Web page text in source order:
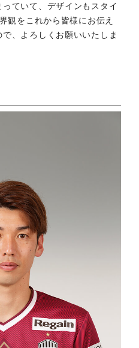
ていて、デザインもスタイ
観をこれから皆様にお伝え
、よろしくお願いいたしま